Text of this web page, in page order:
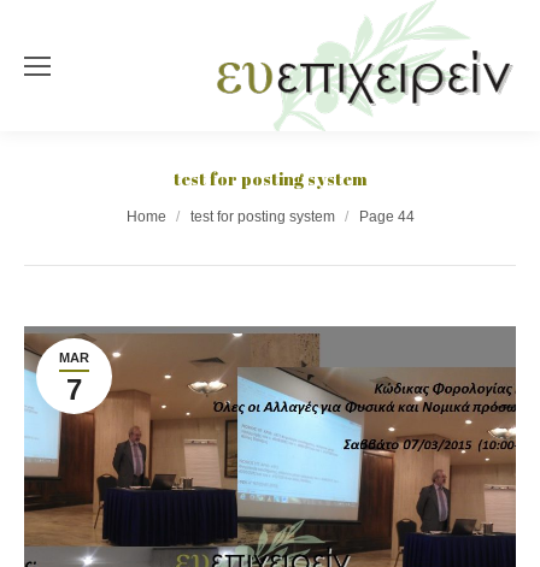
test for posting system
You are here:Home test for posting system Page 44
MAR
7